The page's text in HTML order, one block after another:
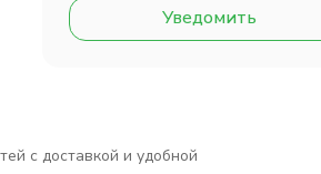
Уведомить
с доставкой и удобной